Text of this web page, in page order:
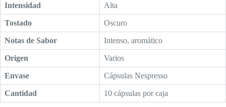
Intensidad Alta
Tostado Oscuro
Notas de Sabor Intenso, aromático
Origen Varios
Envase Cápsulas Nespresso
Cantidad 10 cápsulas por caja